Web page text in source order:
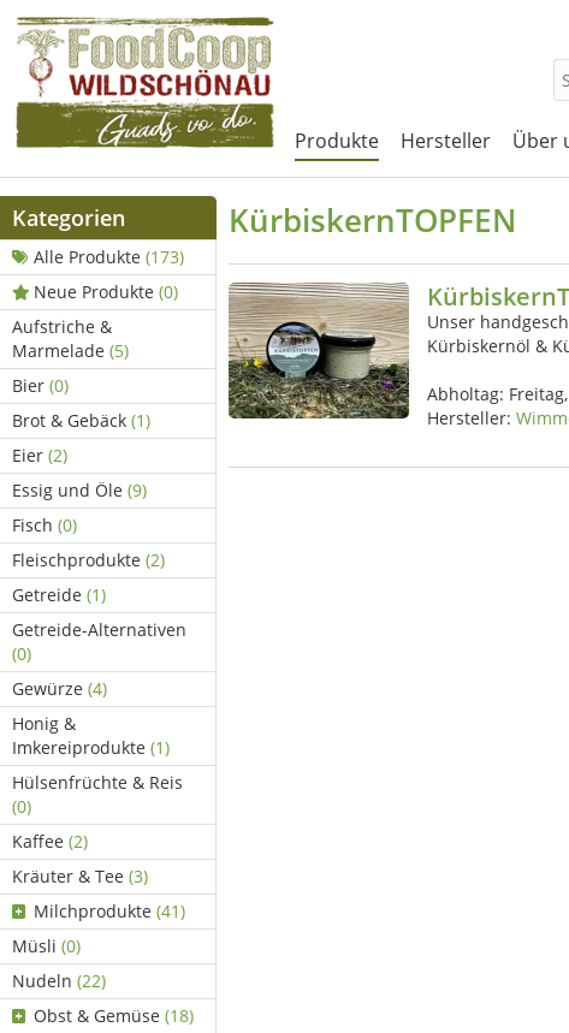
Produkte Hersteller Über
Kategorien
Alle Produkte (173)
Neue Produkte (0)
Aufstriche &
Marmelade (5)
Bier (0)
Brot & Gebäck (1)
Eier (2)
Essig und Öle (9)
Fisch (0)
Fleischprodukte (2)
Getreide (1)
Getreide-Alternativen
(0)
Gewürze (4)
Honig &
Imkereiprodukte (1)
Hülsenfrüchte & Reis
(0)
Kaffee (2)
Kräuter & Tee (3)
Milchprodukte (41)
Müsli (0)
Nudeln (22)
Obst & Gemüse (18)
KürbiskernTOPFEN
Unser
Kürbiskernöl &
Abholtag:
Hersteller: